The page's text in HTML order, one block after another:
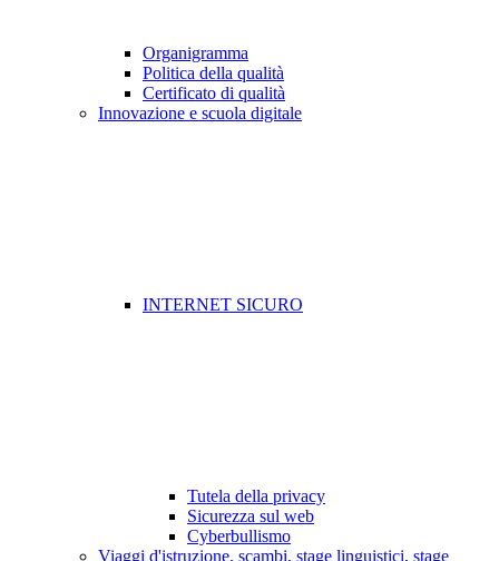
Organigramma
Politica della qualità
Certificato di qualità
Innovazione e scuola digitale
INTERNET SICURO
Tutela della privacy
Sicurezza sul web
Cyberbullismo
Viaggi d'istruzione, scambi, stage linguistici, stage